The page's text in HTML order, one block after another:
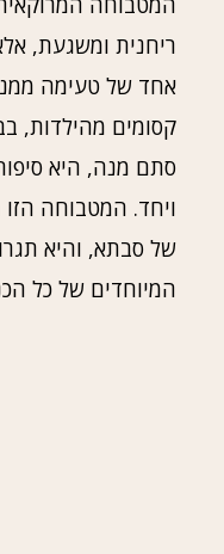
ריחנית ומשגעת,
אחד של טעימה
קסומים מהילדות,
סתם מנה, היא
ויחד. המטבוחה
של סבתא, והיא
המיוחדים של כל